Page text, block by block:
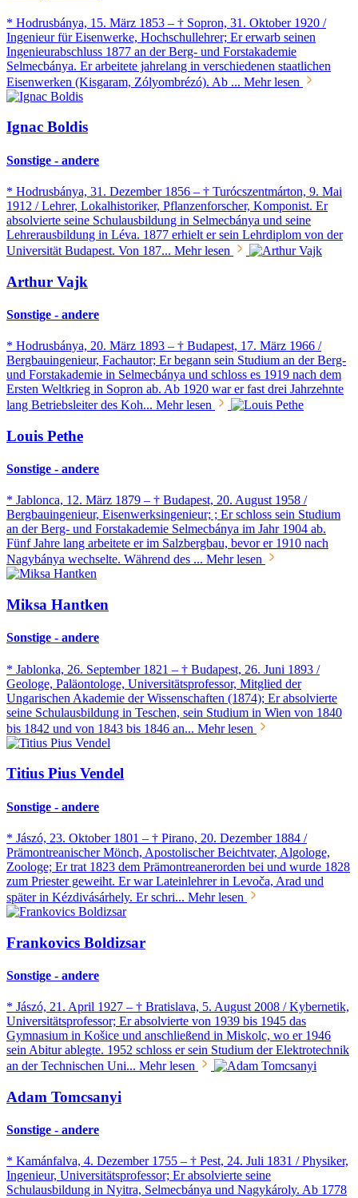
* Hodrusbánya, 15. März 1853 – † Sopron, 31. Oktober 1920 /
Ingenieur für Eisenwerke, Hochschullehrer; Er erwarb seinen
Ingenieurabschluss 1877 an der Berg- und Forstakademie
Selmecbánya. Er arbeitete jahrelang in verschiedenen staatlichen
Eisenwerken (Kisgaram, Zólyombrézó). Ab ... Mehr lesen
Ignac Boldis
Sonstige - andere
* Hodrusbánya, 31. Dezember 1856 – † Turócszentmárton, 9. Mai
1912 / Lehrer, Lokalhistoriker, Pflanzenforscher, Komponist. Er
absolvierte seine Schulausbildung in Selmecbánya und seine
Lehrerausbildung in Léva. 1877 erhielt er sein Lehrdiplom von der
Universität Budapest. Von 187... Mehr lesen
Arthur Vajk
Sonstige - andere
* Hodrusbánya, 20. März 1893 – † Budapest, 17. März 1966 /
Bergbauingenieur, Fachautor; Er begann sein Studium an der Berg-
und Forstakademie in Selmecbánya und schloss es 1919 nach dem
Ersten Weltkrieg in Sopron ab. Ab 1920 war er fast drei Jahrzehnte
lang Betriebsleiter des Koh... Mehr lesen
Louis Pethe
Sonstige - andere
* Jablonca, 12. März 1879 – † Budapest, 20. August 1958 /
Bergbauingenieur, Eisenwerksingenieur; ; Er schloss sein Studium
an der Berg- und Forstakademie Selmecbánya im Jahr 1904 ab.
Fünf Jahre lang arbeitete er im Salzbergbau, bevor er 1910 nach
Nagybánya wechselte. Während des ... Mehr lesen
Miksa Hantken
Sonstige - andere
* Jablonka, 26. September 1821 – † Budapest, 26. Juni 1893 /
Geologe, Paläontologe, Universitätsprofessor, Mitglied der
Ungarischen Akademie der Wissenschaften (1874); Er absolvierte
seine Schulausbildung in Teschen, sein Studium in Wien von 1840
bis 1842 und von 1843 bis 1846 an... Mehr lesen
Titius Pius Vendel
Sonstige - andere
* Jászó, 23. Oktober 1801 – † Pirano, 20. Dezember 1884 /
Prämontreanischer Mönch, Apostolischer Beichtvater, Algologe,
Zoologe; Er trat 1823 dem Prämontreanerorden bei und wurde 1828
zum Priester geweiht. Er war Lateinlehrer in Levoča, Arad und
später in Kézdivásárhely. Er schri... Mehr lesen
Frankovics Boldizsar
Sonstige - andere
* Jászó, 21. April 1927 – † Bratislava, 5. August 2008 / Kybernetik,
Universitätsprofessor; Er absolvierte von 1939 bis 1945 das
Gymnasium in Košice und anschließend in Miskolc, wo er 1946
sein Abitur ablegte. 1952 schloss er sein Studium der Elektrotechnik
an der Technischen Uni... Mehr lesen
Adam Tomcsanyi
Sonstige - andere
* Kamánfalva, 4. Dezember 1755 – † Pest, 24. Juli 1831 / Physiker,
Ingenieur, Universitätsprofessor; Er absolvierte seine
Schulausbildung in Nyitra, Selmecbánya und Nagykároly. Ab 1778